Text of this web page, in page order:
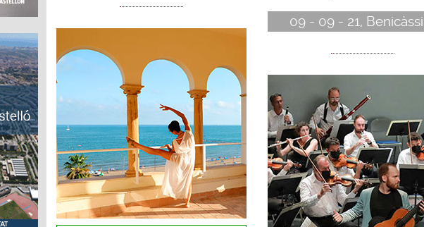
09 - 09 - 21,